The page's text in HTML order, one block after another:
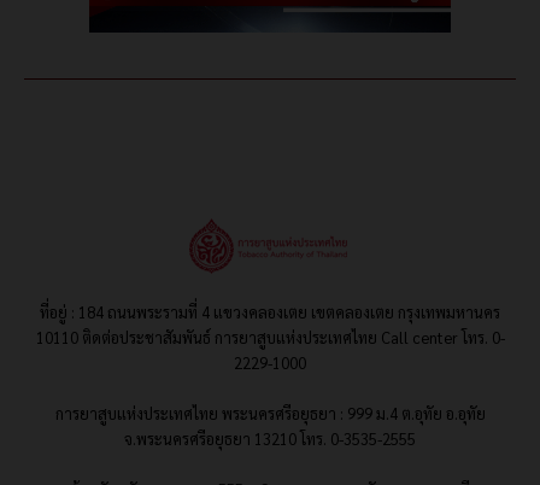
ที่อยู่ : 184 ถนนพระรามที่ 4 แขวงคลองเตย เขตคลองเตย กรุงเทพมหานคร
10110 ติดต่อประชาสัมพันธ์ การยาสูบแห่งประเทศไทย Call center โทร. 0-
2229-1000
การยาสูบแห่งประเทศไทย พระนครศรีอยุธยา : 999 ม.4 ต.อุทัย อ.อุทัย
จ.พระนครศรีอยุธยา 13210 โทร. 0-3535-2555